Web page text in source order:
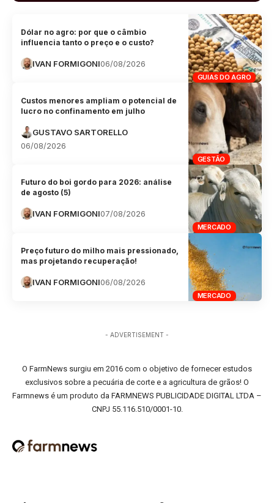
GUIAS DO AGRO
Dólar no agro: por que o câmbio
influencia tanto o preço e o custo?
IVAN FORMIGONI06/08/2026
GESTÃO
Custos menores ampliam o potencial de
lucro no confinamento em julho
GUSTAVO SARTORELLO
06/08/2026
MERCADO
Futuro do boi gordo para 2026: análise
de agosto (5)
IVAN FORMIGONI07/08/2026
MERCADO
Preço futuro do milho mais pressionado,
mas projetando recuperação!
IVAN FORMIGONI06/08/2026
- ADVERTISEMENT -
O FarmNews surgiu em 2016 com o objetivo de fornecer estudos
exclusivos sobre a pecuária de corte e a agricultura de grãos! O
Farmnews é um produto da FARMNEWS PUBLICIDADE DIGITAL LTDA –
CNPJ 55.116.510/0001-10.